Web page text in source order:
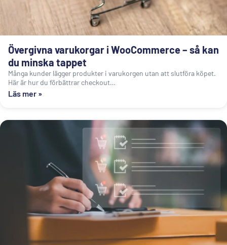
Övergivna varukorgar i WooCommerce – så kan
du minska tappet
Många kunder lägger produkter i varukorgen utan att slutföra köpet.
Här är hur du förbättrar checkout…
Läs mer »